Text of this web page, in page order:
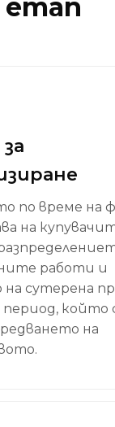
етап
по време на
на
работи и
на сутерена
който
на